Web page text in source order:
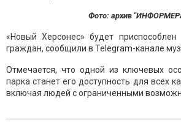
Фото: архив
«Новый Херсонес» будет
граждан, сообщили в Telegram-канале
Отмечается, что одной из ключевых
парка станет его доступность для всех
включая людей с ограниченными